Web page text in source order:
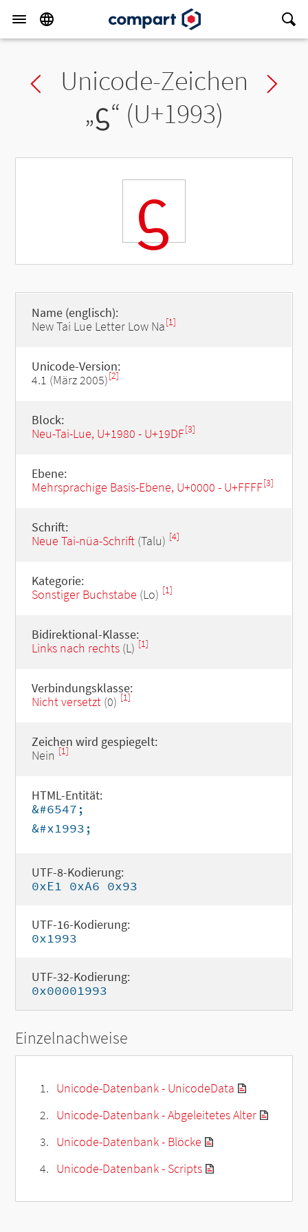
Previous char
Unicode-Zeichen
„ᦓ“ (U+1993)
ᦓ
Name (englisch):
New Tai Lue Letter Low Na[1]
Unicode-Version:
4.1 (März 2005)[2]
Block:
Neu-Tai-Lue, U+1980 - U+19DF[3]
Ebene:
Mehrsprachige Basis-Ebene, U+0000 - U+FFFF[3]
Schrift:
Neue Tai-nüa-Schrift(Talu) [4]
Kategorie:
Sonstiger Buchstabe (Lo) [1]
Bidirektional-Klasse:
Links nach rechts(L) [1]
Verbindungsklasse:
Nicht versetzt(0) [1]
Zeichen wird gespiegelt:
Nein [1]
HTML-Entität:
&#6547;
&#x1993;
UTF-8-Kodierung:
0xE1 0xA6 0x93
UTF-16-Kodierung:
0x1993
UTF-32-Kodierung:
0x00001993
Einzelnachweise
Unicode-Datenbank - UnicodeData
Unicode-Datenbank - Abgeleitetes Alter
Unicode-Datenbank - Blöcke
Unicode-Datenbank - Scripts